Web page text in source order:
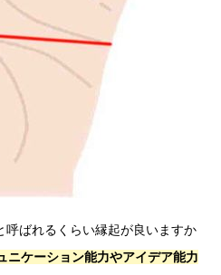
呼ばれるくらい縁起が良いますか
ニケーション能力やアイデア能力